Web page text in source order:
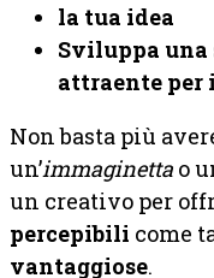
la tua idea
Sviluppa
attraente per
Non basta più
un’immaginetta o
un creativo per
percepibili come
vantaggiose.